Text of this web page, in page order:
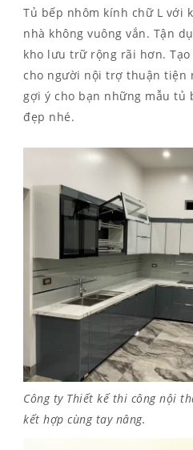
Tủ bếp nhôm kính chữ L với
nhà không vuông vắn. Tận
kho lưu trữ rộng rãi hơn.
cho người nội trợ thuận tiện
gợi ý cho bạn những mẫu tủ
đẹp nhé.
Công ty Thiết kế thi công nội
kết hợp cùng tay nâng.